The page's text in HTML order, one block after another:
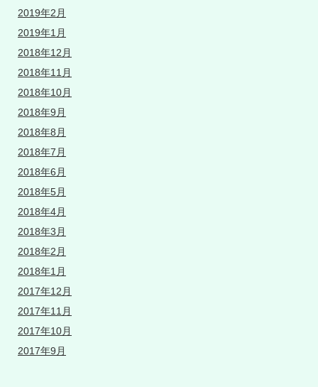
2019年2月
2019年1月
2018年12月
2018年11月
2018年10月
2018年9月
2018年8月
2018年7月
2018年6月
2018年5月
2018年4月
2018年3月
2018年2月
2018年1月
2017年12月
2017年11月
2017年10月
2017年9月